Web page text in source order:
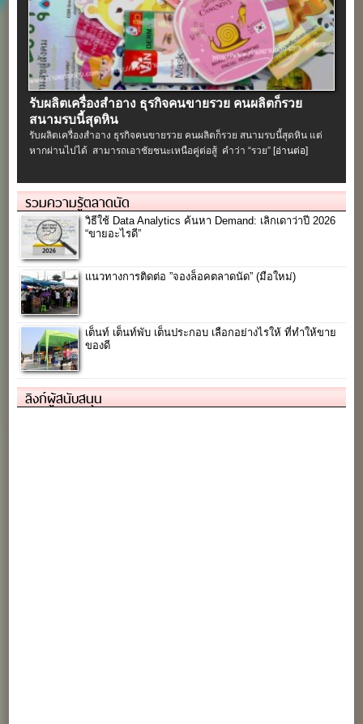
รับผลิตเครื่องสําอาง ธุรกิจคนขายรวย คนผลิตก็รวย
สนามรบนี้สุดหิน
รับผลิตเครื่องสําอาง ธุรกิจคนขายรวย คนผลิตก็รวย สนามรบนี้สุดหิน แต่
หากผ่านไปได้ สามารถเอาชัยชนะเหนือคู่ต่อสู้ คำว่า “รวย” [อ่านต่อ]
รวมความรู้ตลาดนัด
วิธีใช้ Data Analytics ค้นหา Demand: เลิกเดาว่าปี 2026
“ขายอะไรดี”
แนวทางการติดต่อ ”จองล็อคตลาดนัด” (มือใหม่)
เต็นท์ เต็นท์พับ เต็นประกอบ เลือกอย่างไรให้ ที่ทำให้ขาย
ของดี
ลิงก์ผู้สนับสนุน